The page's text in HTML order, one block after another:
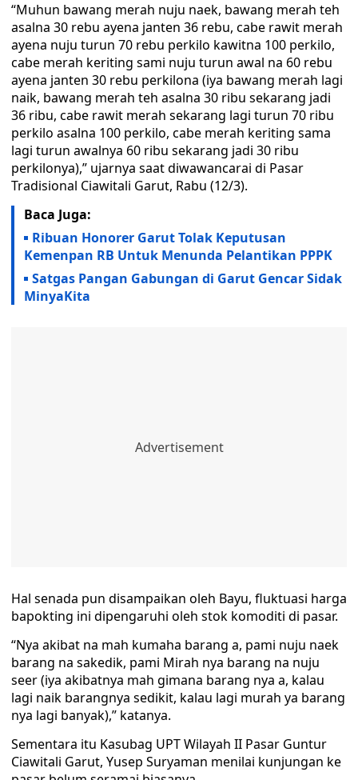
“Muhun bawang merah nuju naek, bawang merah teh
asalna 30 rebu ayena janten 36 rebu, cabe rawit merah
ayena nuju turun 70 rebu perkilo kawitna 100 perkilo,
cabe merah keriting sami nuju turun awal na 60 rebu
ayena janten 30 rebu perkilona (iya bawang merah lagi
naik, bawang merah teh asalna 30 ribu sekarang jadi
36 ribu, cabe rawit merah sekarang lagi turun 70 ribu
perkilo asalna 100 perkilo, cabe merah keriting sama
lagi turun awalnya 60 ribu sekarang jadi 30 ribu
perkilonya),” ujarnya saat diwawancarai di Pasar
Tradisional Ciawitali Garut, Rabu (12/3).
Baca Juga:
Ribuan Honorer Garut Tolak Keputusan
Kemenpan RB Untuk Menunda Pelantikan PPPK
Satgas Pangan Gabungan di Garut Gencar Sidak
MinyaKita
Hal senada pun disampaikan oleh Bayu, fluktuasi harga
bapokting ini dipengaruhi oleh stok komoditi di pasar.
“Nya akibat na mah kumaha barang a, pami nuju naek
barang na sakedik, pami Mirah nya barang na nuju
seer (iya akibatnya mah gimana barang nya a, kalau
lagi naik barangnya sedikit, kalau lagi murah ya barang
nya lagi banyak),” katanya.
Sementara itu Kasubag UPT Wilayah II Pasar Guntur
Ciawitali Garut, Yusep Suryaman menilai kunjungan ke